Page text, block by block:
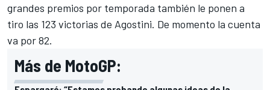
grandes premios por temporada también le ponen a
tiro las 123 victorias de Agostini. De momento la cuenta
va por 82.
Más de MotoGP: